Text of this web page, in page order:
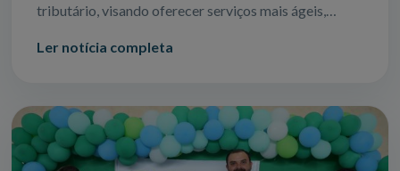
tributário, visando oferecer serviços mais ágeis,
Ler notícia completa